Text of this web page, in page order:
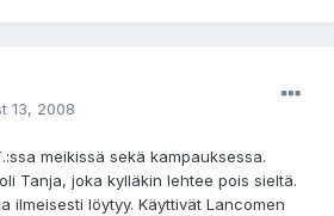
13, 2008
meikissä sekä kampauksessa.
Tanja, joka kylläkin lehtee pois sieltä.
ilmeisesti löytyy. Käyttivät Lancomen